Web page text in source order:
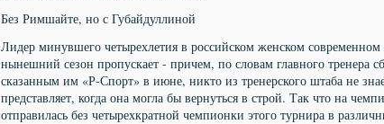
Без Римшайте, но с Губайдуллиной
Лидер минувшего четырехлетия в российском женском
нынешний сезон пропускает - причем, по словам главного тренера
сказанным им «Р-Спорт» в июне, никто из тренерского штаба не
представляет, когда она могла бы вернуться в строй. Так что на
отправилась без четырехкратной чемпионки этого турнира в